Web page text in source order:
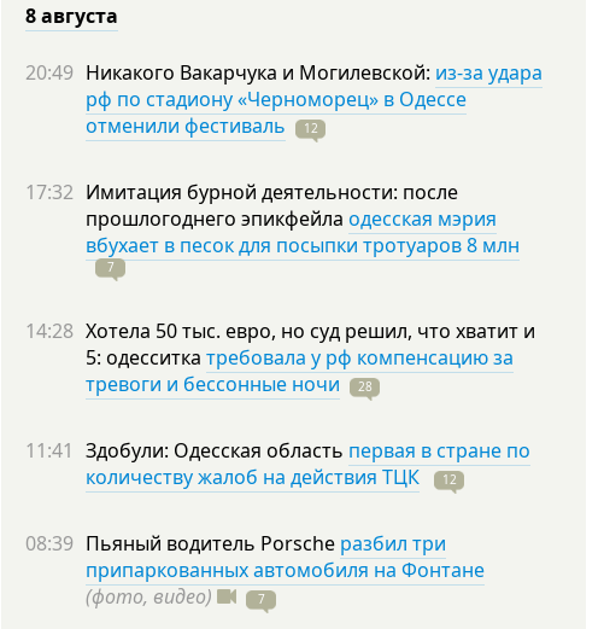
8 августа
20:49 Никакого Вакарчука и Могилевской: из-за удара
рф по стадиону «Черноморец» в Одессе
отменили фестиваль
12
17:32 Имитация бурной деятельности: после
прошлогоднего эпикфейла одесская мэрия
вбухает в песок для посыпки тротуаров 8 млн
7
14:28 Хотела 50 тыс. евро, но суд решил, что хватит и
5: одесситка требовала у рф компенсацию за
тревоги и бессонные ночи
28
11:41 Здобули: Одесская область первая в стране по
количеству жалоб на действия ТЦК
12
08:39 Пьяный водитель Porsche разбил три
припаркованных автомобиля на Фонтане
(фото, видео)
7